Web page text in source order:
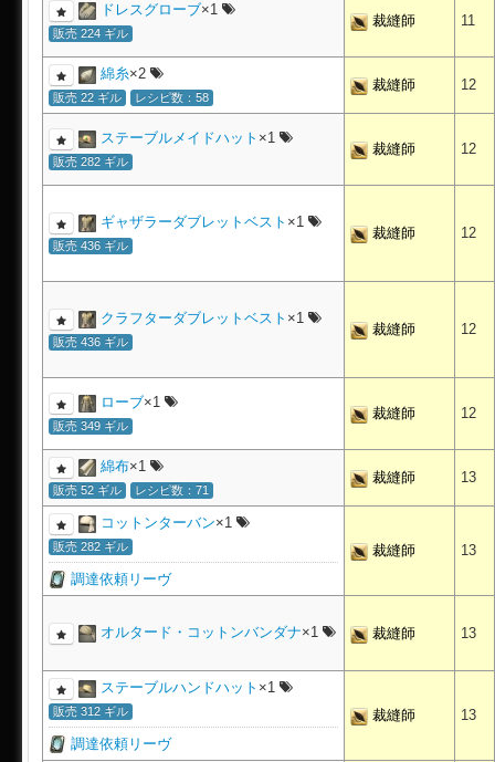
ドレスグローブ×1
販売 224 ギル
裁縫師 11
綿糸×2
販売 22 ギル レシピ数：58
裁縫師 12
ステーブルメイドハット ×1
販売 282 ギル
裁縫師 12
ギャザラーダブレットベスト ×1
販売 436 ギル
裁縫師 12
クラフターダブレットベスト ×1
販売 436 ギル
裁縫師 12
ローブ×1
販売 349 ギル
裁縫師 12
綿布×1
販売 52 ギル レシピ数：71
裁縫師 13
コットンターバン×1
販売 282 ギル
調達依頼リーヴ
裁縫師 13
オルタード・コットンバンダナ×1 裁縫師 13
ステーブルハンドハット ×1
販売 312 ギル
調達依頼リーヴ
裁縫師 13